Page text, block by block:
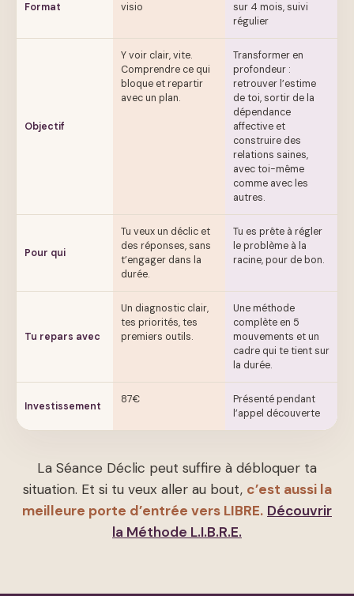
Format
visio
sur 4 mois, suivi
régulier
Objectif
Y voir clair, vite.
Comprendre ce qui
bloque et repartir
avec un plan.
Transformer en
profondeur :
retrouver l’estime
de toi, sortir de la
dépendance
affective et
construire des
relations saines,
avec toi-même
comme avec les
autres.
Pour qui
Tu veux un déclic et
des réponses, sans
t’engager dans la
durée.
Tu es prête à régler
le problème à la
racine, pour de bon.
Tu repars avec
Un diagnostic clair,
tes priorités, tes
premiers outils.
Une méthode
complète en 5
mouvements et un
cadre qui te tient sur
la durée.
Investissement
87€
Présenté pendant
l’appel découverte
La Séance Déclic peut suffire à débloquer ta
situation. Et si tu veux aller au bout, c’est aussi la
meilleure porte d’entrée vers LIBRE. Découvrir
la Méthode L.I.B.R.E.